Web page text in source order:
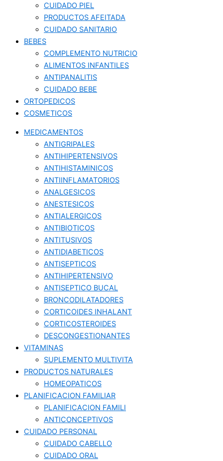
CUIDADO PIEL
PRODUCTOS AFEITADA
CUIDADO SANITARIO
BEBES
COMPLEMENTO NUTRICIO
ALIMENTOS INFANTILES
ANTIPANALITIS
CUIDADO BEBE
ORTOPEDICOS
COSMETICOS
MEDICAMENTOS
ANTIGRIPALES
ANTIHIPERTENSIVOS
ANTIHISTAMINICOS
ANTIINFLAMATORIOS
ANALGESICOS
ANESTESICOS
ANTIALERGICOS
ANTIBIOTICOS
ANTITUSIVOS
ANTIDIABETICOS
ANTISEPTICOS
ANTIHIPERTENSIVO
ANTISEPTICO BUCAL
BRONCODILATADORES
CORTICOIDES INHALANT
CORTICOSTEROIDES
DESCONGESTIONANTES
VITAMINAS
SUPLEMENTO MULTIVITA
PRODUCTOS NATURALES
HOMEOPATICOS
PLANIFICACION FAMILIAR
PLANIFICACION FAMILI
ANTICONCEPTIVOS
CUIDADO PERSONAL
CUIDADO CABELLO
CUIDADO ORAL